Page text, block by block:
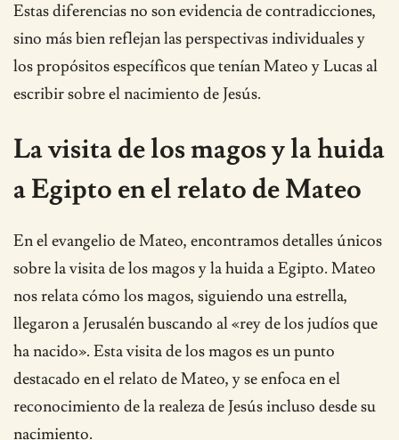
Estas diferencias no son evidencia de contradicciones,
sino más bien reflejan las perspectivas individuales y
los propósitos específicos que tenían Mateo y Lucas al
escribir sobre el nacimiento de Jesús.
La visita de los magos y la huida
a Egipto en el relato de Mateo
En el evangelio de Mateo, encontramos detalles únicos
sobre la visita de los magos y la huida a Egipto. Mateo
nos relata cómo los magos, siguiendo una estrella,
llegaron a Jerusalén buscando al «rey de los judíos que
ha nacido». Esta visita de los magos es un punto
destacado en el relato de Mateo, y se enfoca en el
reconocimiento de la realeza de Jesús incluso desde su
nacimiento.